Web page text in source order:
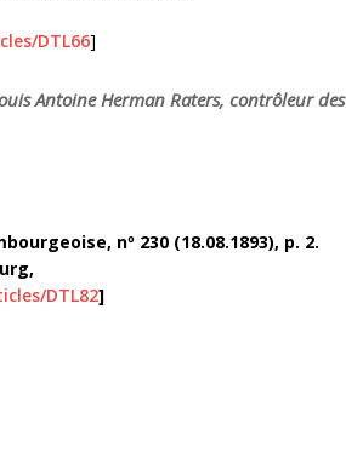
DTL66]
Antoine Herman Raters, contrôleur des
nº 230 (18.08.1893), p. 2.
DTL82]